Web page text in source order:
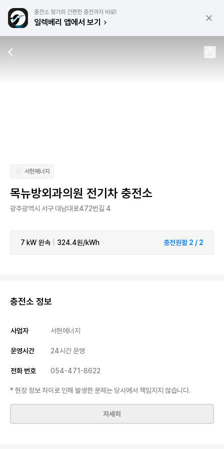
충전소 찾기와 간편한 충전까지 바로!
일렉베리 앱에서 보기
서현에너지
목뉴방외과의원 전기차 충전소
광주광역시 서구 대남대로472번길 4
7 kW 완속 324.4원/kWh 충전원활 2 / 2
충전소 정보
사업자 서현에너지
운영시간 24시간 운영
전화 번호 054-471-8622
* 현장 정보 차이로 인해 발생한 문제는 당사에서 책임지지 않습니다.
자세히